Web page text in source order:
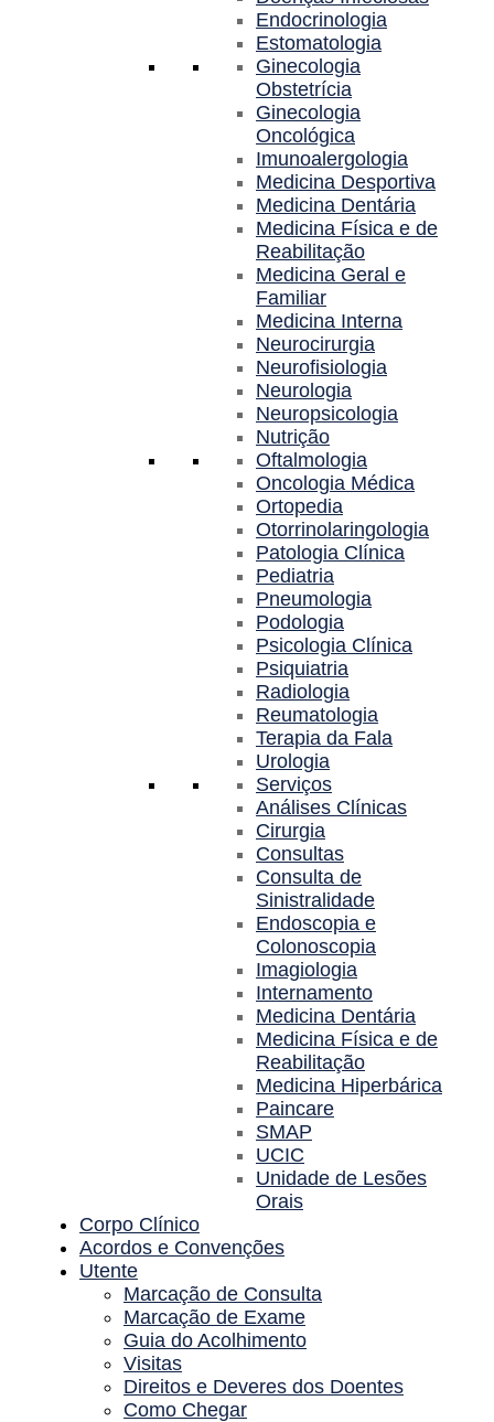
Endocrinologia
Estomatologia
Ginecologia
Obstetrícia
Ginecologia
Oncológica
Imunoalergologia
Medicina Desportiva
Medicina Dentária
Medicina Física e de
Reabilitação
Medicina Geral e
Familiar
Medicina Interna
Neurocirurgia
Neurofisiologia
Neurologia
Neuropsicologia
Nutrição
Oftalmologia
Oncologia Médica
Ortopedia
Otorrinolaringologia
Patologia Clínica
Pediatria
Pneumologia
Podologia
Psicologia Clínica
Psiquiatria
Radiologia
Reumatologia
Terapia da Fala
Urologia
Serviços
Análises Clínicas
Cirurgia
Consultas
Consulta de
Sinistralidade
Endoscopia e
Colonoscopia
Imagiologia
Internamento
Medicina Dentária
Medicina Física e de
Reabilitação
Medicina Hiperbárica
Paincare
SMAP
UCIC
Unidade de Lesões
Orais
Corpo Clínico
Acordos e Convenções
Utente
Marcação de Consulta
Marcação de Exame
Guia do Acolhimento
Visitas
Direitos e Deveres dos Doentes
Como Chegar